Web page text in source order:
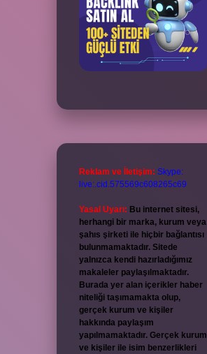
Reklam ve İletişim: Skype:
live:.cid.575569c608265c69
Yasal Uyarı: Bu internet sitesi,
herhangi bir marka, kurum veya
şahıs şirketi ile hiçbir bağlantısı
bulunmamaktadır. Sitede
yalnızca kendi hazırladığımız
makaleler paylaşılmaktadır.
Burada yer alan içerikler haber
niteliği taşımamakta olup,
gerçek kurum ve kişiler
hakkında paylaşım
yapılmamaktadır. Gerçek kurum
ve kişiler ile isim benzerlikleri